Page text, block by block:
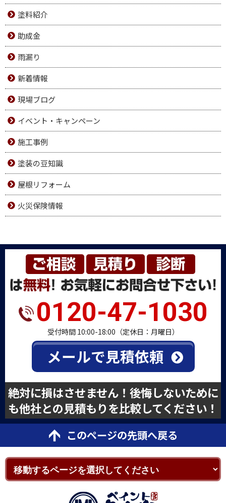
塗料紹介
助成金
雨漏り
新着情報
現場ブログ
イベント・キャンペーン
施工事例
塗装の豆知識
屋根リフォーム
火災保険情報
0120-47-1030
受付時間 10:00-18:00（定休日：月曜日）
メールで見積依頼
絶対に損はさせません！後悔しないために
も他社との見積もりを比較してください！
このページの先頭へ戻る